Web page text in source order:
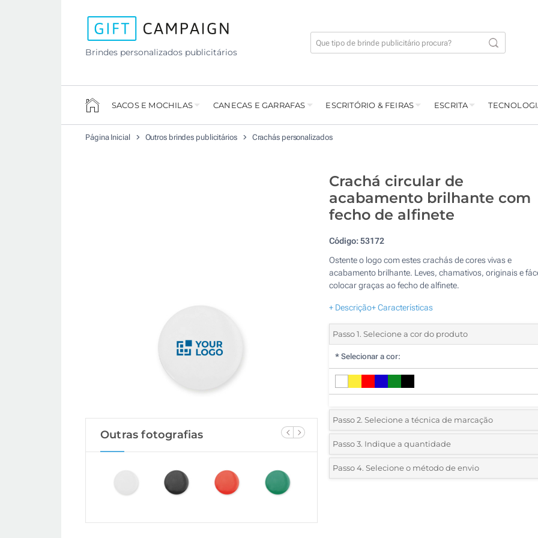
Brindes personalizados publicitários
SACOS E MOCHILAS CANECAS E GARRAFAS ESCRITÓRIO & FEIRAS ESCRITA
Página Inicial Outros brindes publicitários Crachás personalizados
Outras fotografias
Crachá circular de
acabamento brilhante com
fecho de alfinete
Código:53172
Ostente o logo com estes crachás de cores vivas e
acabamento brilhante. Leves, chamativos, originais e
colocar graças ao fecho de alfinete.
+ Descrição+ Características
Passo 1. Selecione a cor do produto
* Selecionar a cor:
Passo 2. Selecione a técnica de marcação
*Selecione o tipo de marcação e as cores do logotipo:
1 Cor (Num lado)
Passo 3. Indique a quantidade
*Quantidade mínima:1185
Passo 4. Selecione o método de envio